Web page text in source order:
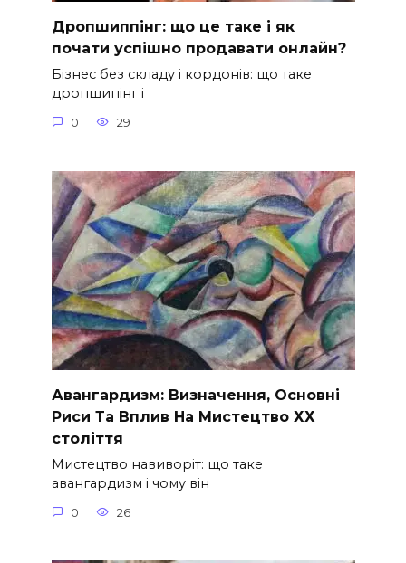
Дропшиппінг: що це таке і як
почати успішно продавати онлайн?
Бізнес без складу і кордонів: що таке
дропшипінг і
0 29
Авангардизм: Визначення, Основні
Риси Та Вплив На Мистецтво ХХ
століття
Мистецтво навиворіт: що таке
авангардизм і чому він
0 26